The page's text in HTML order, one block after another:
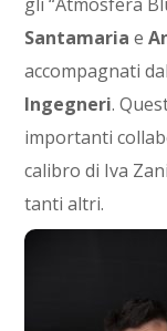
Santamaria e
accompagnati
Ingegneri.
importanti
calibro di Iva
tanti altri.